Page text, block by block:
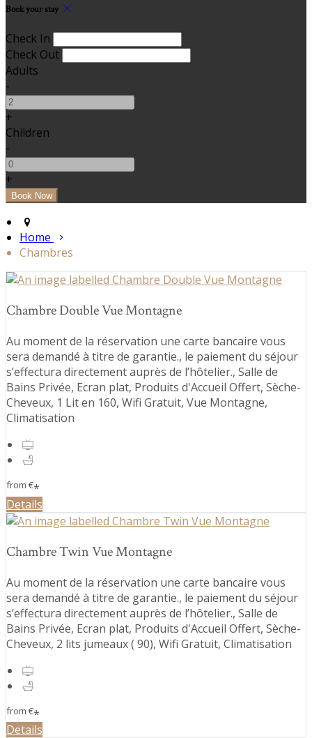
Book your stay
Check In
Check Out
Adults
-
+
Children
-
+
Home
Chambres
Chambre Double Vue Montagne
Au moment de la réservation une carte bancaire vous
sera demandé à titre de garantie., le paiement du séjour
s’effectura directement auprès de l’hôtelier., Salle de
Bains Privée, Ecran plat, Produits d'Accueil Offert, Sèche-
Cheveux, 1 Lit en 160, Wifi Gratuit, Vue Montagne,
Climatisation
from €*
Details
Chambre Twin Vue Montagne
Au moment de la réservation une carte bancaire vous
sera demandé à titre de garantie., le paiement du séjour
s’effectura directement auprès de l’hôtelier., Salle de
Bains Privée, Ecran plat, Produits d'Accueil Offert, Sèche-
Cheveux, 2 lits jumeaux ( 90), Wifi Gratuit, Climatisation
from €*
Details